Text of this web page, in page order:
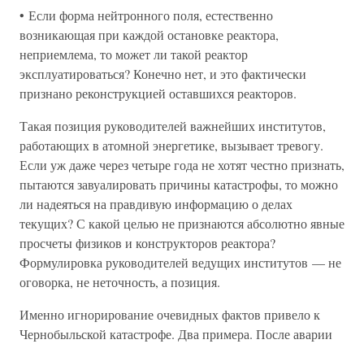
• Если форма нейтронного поля, естественно
возникающая при каждой остановке реактора,
неприемлема, то может ли такой реактор
эксплуатироваться? Конечно нет, и это фактически
признано реконструкцией оставшихся реакторов.
Такая позиция руководителей важнейших институтов,
работающих в атомной энергетике, вызывает тревогу.
Если уж даже через четыре года не хотят честно признать,
пытаются завуалировать причины катастрофы, то можно
ли надеяться на правдивую информацию о делах
текущих? С какой целью не признаются абсолютно явные
просчеты физиков и конструкторов реактора?
Формулировка руководителей ведущих институтов — не
оговорка, не неточность, а позиция.
Именно игнорирование очевидных фактов привело к
Чернобыльской катастрофе. Два примера. После аварии